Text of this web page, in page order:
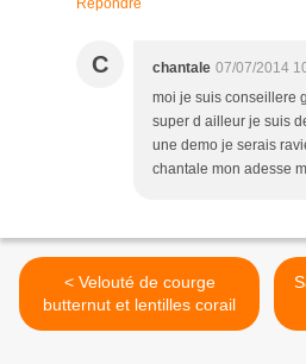
Répondre
C chantale 07/07/2014
moi je suis conseillere
super d ailleur je suis
une demo je serais
chantale mon adesse
< Velouté de courge
butternut et lentilles corail